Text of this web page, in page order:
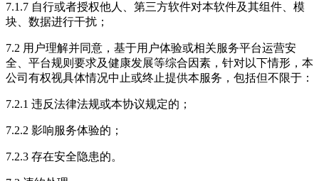
7.1.7 自行或者授权他人、第三方软件对本软件及其组件、模
块、数据进行干扰；
7.2 用户理解并同意，基于用户体验或相关服务平台运营安
全、平台规则要求及健康发展等综合因素，针对以下情形，本
公司有权视具体情况中止或终止提供本服务，包括但不限于：
7.2.1 违反法律法规或本协议规定的；
7.2.2 影响服务体验的；
7.2.3 存在安全隐患的。